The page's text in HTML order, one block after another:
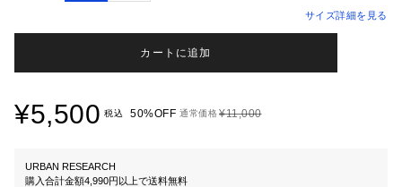
サイズ詳細を見る
カートに追加
¥5,500 税込 50%OFF 通常価格¥11,000
URBAN RESEARCH
購入合計金額4,990円以上で送料無料